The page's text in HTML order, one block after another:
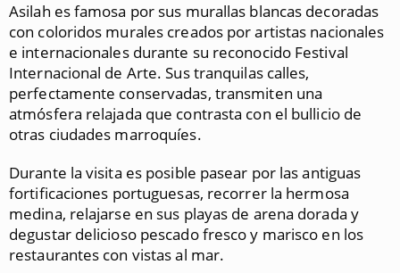
Asilah es famosa por sus murallas blancas decoradas
con coloridos murales creados por artistas nacionales
e internacionales durante su reconocido Festival
Internacional de Arte. Sus tranquilas calles,
perfectamente conservadas, transmiten una
atmósfera relajada que contrasta con el bullicio de
otras ciudades marroquíes.
Durante la visita es posible pasear por las antiguas
fortificaciones portuguesas, recorrer la hermosa
medina, relajarse en sus playas de arena dorada y
degustar delicioso pescado fresco y marisco en los
restaurantes con vistas al mar.